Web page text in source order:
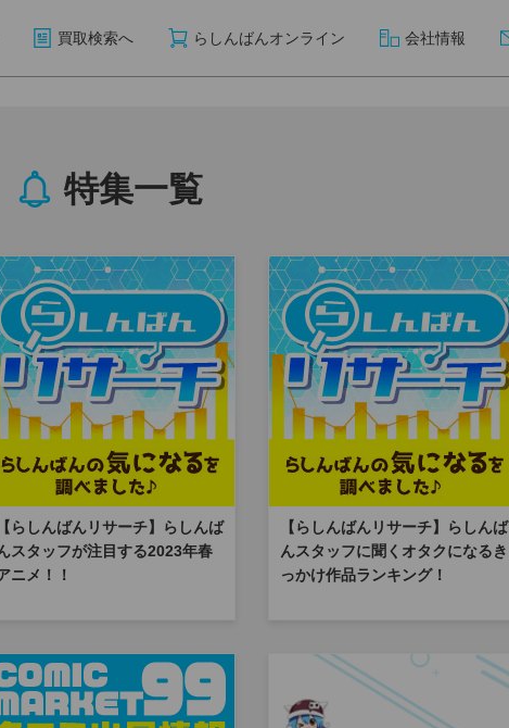
買取検索へ らしんばんオンライン 会社情報
特集一覧
【らしんばんリサーチ】らしんば
スタッフが注目する2023年春
ニメ！！
【らしんばんリサーチ】らしんば
んスタッフに聞くオタクになるき
っかけ作品ランキング！